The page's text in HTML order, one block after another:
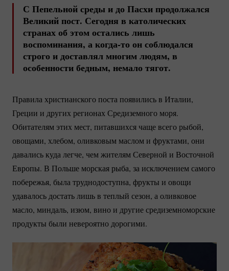
С Пепельной среды и до Пасхи продолжался
Великий пост. Сегодня в католических
странах об этом остались лишь
воспоминания, акогда-тоон соблюдался
строго и доставлял многим людям, в
особенности бедным, немало тягот.
Правила христианского поста появились в Италии,
Греции и других регионах Средиземного моря.
Обитателям этих мест, питавшихся чаще всего рыбой,
овощами, хлебом, оливковым маслом и фруктами, они
давались куда легче, чем жителям Северной и Восточной
Европы. В Польше морская рыба, за исключением самого
побережья, была труднодоступна, фрукты и овощи
удавалось достать лишь в теплый сезон, а оливковое
масло, миндаль, изюм, вино и другие средиземноморские
продукты были невероятно дорогими.